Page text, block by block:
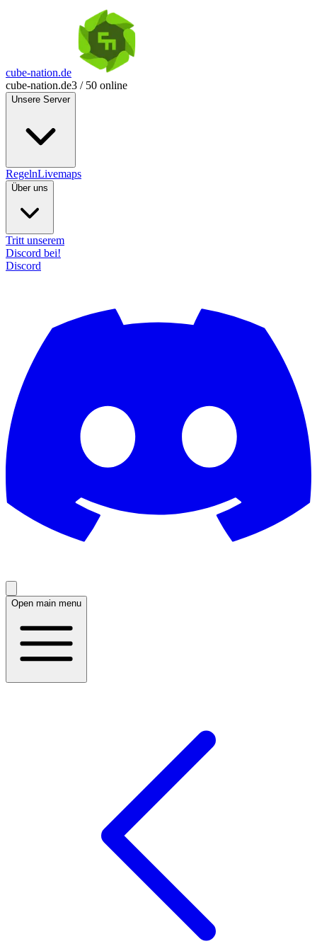
cube-nation.de
cube-nation.de3 / 50 online
Unsere Server
RegelnLivemaps
Über uns
Tritt unserem
Discord bei!
Discord
Open main menu